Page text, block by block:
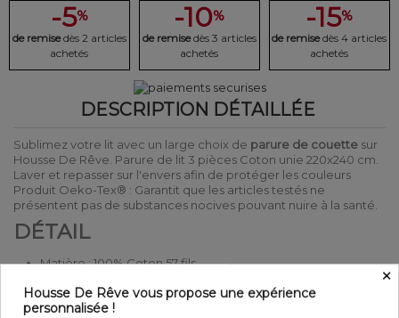
-5%
de remise dès 2 articles
achetés
-10%
de remise dès 3 articles
achetés
-15%
de remise dès 4 articles
achetés
DESCRIPTION DÉTAILLÉE
Sublimez votre lit avec un large choix de parure de couette sur
Housse De Rêve. Parure de lit 3 pièces Coton unie 220x240 cm.
Laver et repasser sur l'envers afin de protéger les couleurs
Produit Oeko-Tex® : Garantit que les articles testés ne
présentent pas de substances nocives pouvant nuire à la santé.
DÉTAIL
Matière : 100% Coton 57 fils
Entretien : Lavable en machine à 40°C
Parure de lit 3 pièces
×
Housse De Rêve vous propose une expérience
personnalisée !